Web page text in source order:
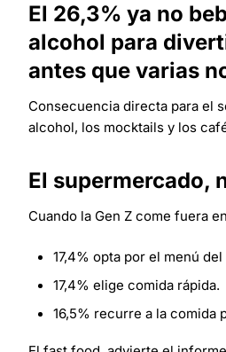
El 26,3% ya no
alcohol para
antes que varias
Consecuencia directa para el
alcohol, los mocktails y los
El supermercado,
Cuando la Gen Z come fuera
17,4% opta por el menú del
17,4% elige comida rápida.
16,5% recurre a la comida